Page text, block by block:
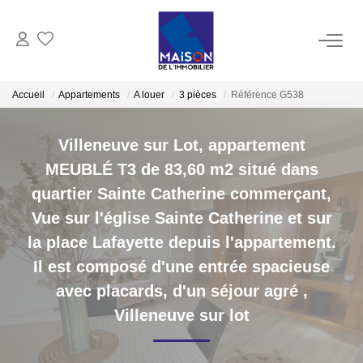
GESTION
ESTIMATION
Estimer Vendre
Estimation En Ligne Gratuite
Biens Vendus
Accueil Appartements A louer 3 pièces Référence G538
Villeneuve sur Lot, appartement
MEUBLÉ T3 de 83,60 m2 situé dans
quartier Sainte Catherine commerçant,
Vue sur l'église Sainte Catherine et sur
la place Lafayette depuis l'appartement.
Il est composé d'une entrée spacieuse
avec placards, d'un séjour agré ,
Villeneuve sur lot